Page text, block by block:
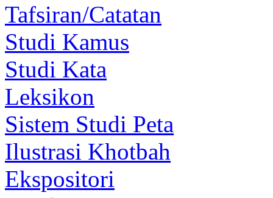
Tafsiran/Catatan
Studi Kamus
Studi Kata
Leksikon
Sistem Studi Peta
Ilustrasi Khotbah
Ekspositori